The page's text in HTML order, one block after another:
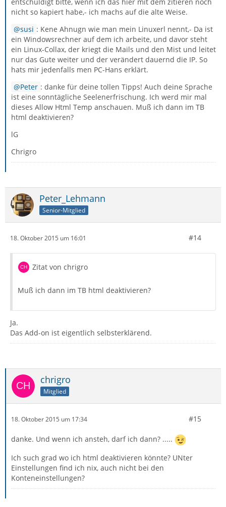
nicht so kapiert habe,- ich machs auf die alte Weise.
susi : Kene Ahnugn wie man mein Linuxerl nennt,- Da ist
ein Windowsrechner auf dem ich arbeite, und davor steht
ein Linux-Collax, der kriegt die Mails und den Mist und leitet
nur das Gute weiter und der verändert dauernd die IP. So
hats mir jedenfalls men PC-Hans erklärt.
Peter : danke für deine tollen Tipps! Auch deine Sprache
ist eine sonntägliche Seelenerfrischung. Ich werd mir mal
dieses Allow Html Temp anschauen. Muß ich dann im TB
html deaktivieren?
lG
Chrigro
Peter_Lehmann
Senior-Mitglied
18. Oktober 2015 um 16:01 #14
Zitat von chrigro
Muß ich dann im TB html deaktivieren?
Ja.
Das Add-on ist eigentlich selbsterklärend.
chrigro
Mitglied
18. Oktober 2015 um 17:34 #15
danke. Und wenn ich ansteh, darf ich dann? .....
Ich such grad wo ich html deaktivieren könnte? UNter
Einstellungen find ich nix, auch nicht bei den
Konteneinstellungen?